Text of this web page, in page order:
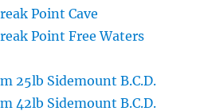
Point Cave
Point Free Waters
25lb Sidemount B.C.D.
42lb Sidemount B.C.D.